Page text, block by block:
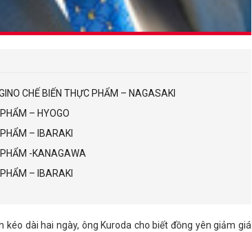
CHẾ BIẾN THỰC PHẨM – NAGASAKI
– HYOGO
– IBARAKI
-KANAGAWA
– IBARAKI
dài hai ngày, ông Kuroda cho biết đồng yên giảm giá